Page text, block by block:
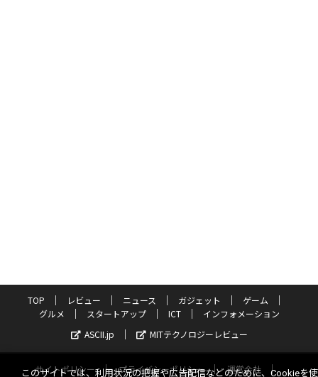
TOP レビュー ニュース ガジェット
ゲーム
グルメ
スタートアップ ICT
インフォメーション
ASCII.jp
MITテクノロジーレビュー
サイトポリシー プライバシーポリシー
運営会社
このサイトでは、利用状況の把握や広告配信などのために、Cookieを